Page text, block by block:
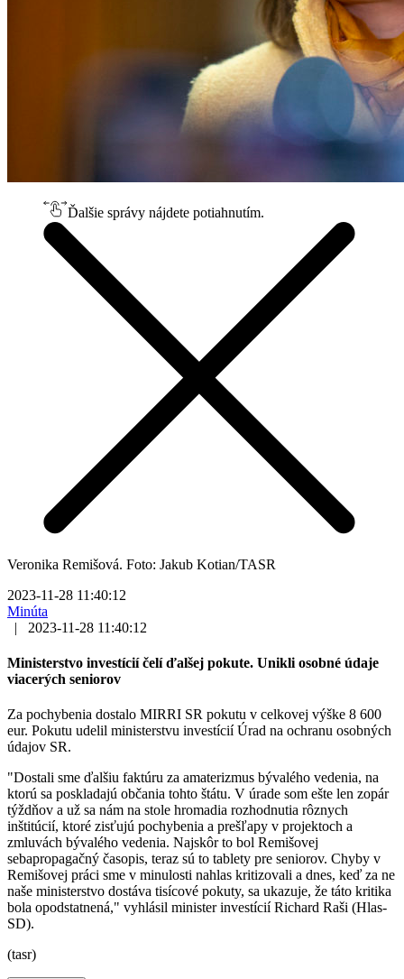
Ďalšie správy nájdete potiahnutím.
Veronika Remišová. Foto: Jakub Kotian/TASR
2023-11-28 11:40:12
Minúta
|
2023-11-28 11:40:12
Ministerstvo investícií čelí ďalšej pokute. Unikli osobné údaje
viacerých seniorov
Za pochybenia dostalo MIRRI SR pokutu v celkovej výške 8 600
eur. Pokutu udelil ministerstvu investícií Úrad na ochranu osobných
údajov SR.
"Dostali sme ďalšiu faktúru za amaterizmus bývalého vedenia, na
ktorú sa poskladajú občania tohto štátu. V úrade som ešte len zopár
týždňov a už sa nám na stole hromadia rozhodnutia rôznych
inštitúcií, ktoré zisťujú pochybenia a prešľapy v projektoch a
zmluvách bývalého vedenia. Najskôr to bol Remišovej
sebapropagačný časopis, teraz sú to tablety pre seniorov. Chyby v
Remišovej práci sme v minulosti nahlas kritizovali a dnes, keď za ne
naše ministerstvo dostáva tisícové pokuty, sa ukazuje, že táto kritika
bola opodstatnená," vyhlásil minister investícií Richard Raši (Hlas-
SD).
(tasr)